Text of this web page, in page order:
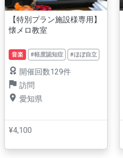
【特別プラン施設様専用】
懐メロ教室
音楽 #軽度認知症 #ほぼ自立
開催回数129件
訪問
愛知県
¥4,100